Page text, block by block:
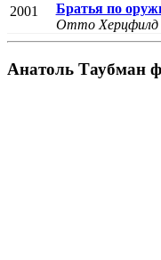
2001 Братья по
Отто Херцфилд
Анатоль Таубман